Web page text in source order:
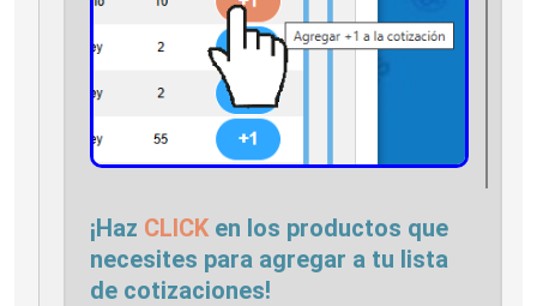
¡Haz CLICK en los productos que
necesites para agregar a tu lista
de cotizaciones!